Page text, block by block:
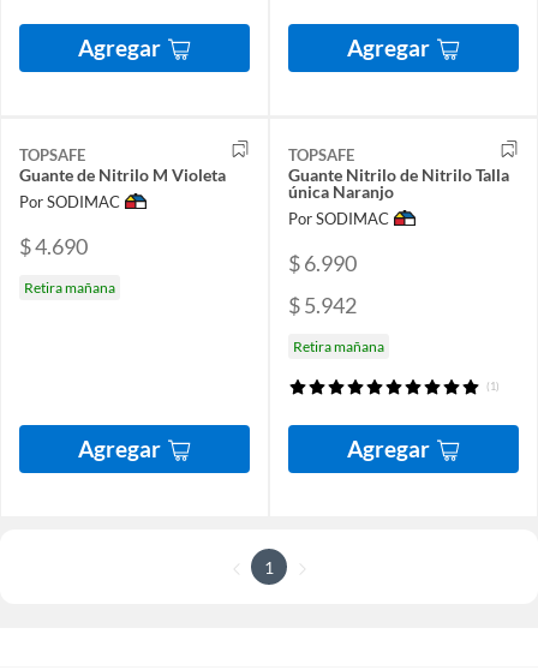
Agregar Agregar
TOPSAFE
Guante de Nitrilo M Violeta
Por SODIMAC
$ 4.690
Retira mañana
Agregar
TOPSAFE
Guante Nitrilo de Nitrilo Talla
única Naranjo
Por SODIMAC
$ 6.990
$ 5.942
Retira mañana
(1)
Agregar
1